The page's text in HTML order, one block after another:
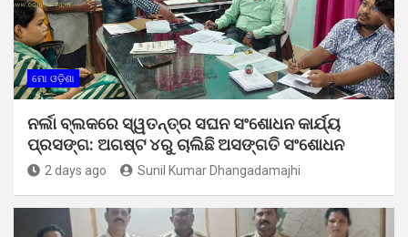
ମୋ ଓଡ଼ିଶା
ନର୍ଲା ବ୍ଲକରେ ସ୍ୱତନ୍ତ୍ର ସଘନ ସଂଶୋଧନ କାର୍ଯ୍ୟ
ପ୍ରସଙ୍ଗ: ଅଗଷ୍ଟ ୪ରୁ ଚାଲିଛି ଅସଙ୍ଗତି ସଂଶୋଧନ
2 days ago Sunil Kumar Dhangadamajhi